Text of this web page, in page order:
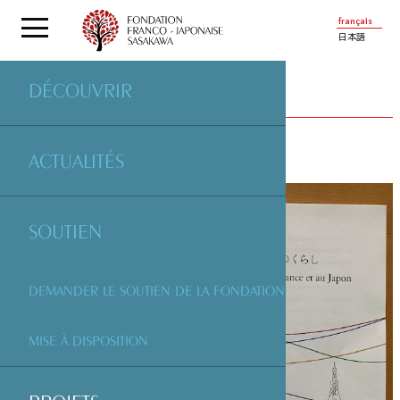
français
日本語
DÉCOUVRIR
ACTUALITÉS
SOUTIEN
DEMANDER LE SOUTIEN DE LA FONDATION
MISE À DISPOSITION
PROJETSSOUTENUS PAR LA FONDATION